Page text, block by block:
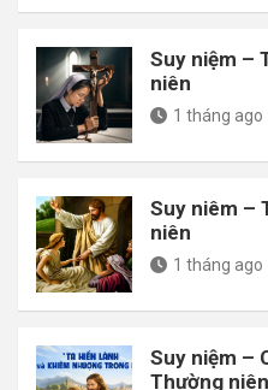
Suy niệm –
niên
1 tháng ago
Suy niêm –
niên
1 tháng ago
Suy niệm –
Thường niên